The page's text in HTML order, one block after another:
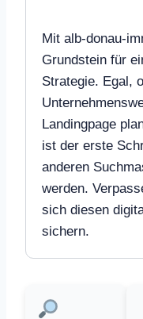
Mit alb-donau-
Grundstein für
Strategie. Egal,
Landingpage
ist der erste
anderen
werden.
sich diesen
sichern.